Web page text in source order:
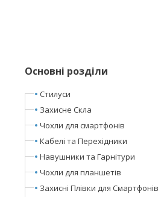
Основні розділи
Стилуси
Захисне Скла
Чохли для смартфонів
Кабелі та Перехідники
Навушники та Гарнітури
Чохли для планшетів
Захисні Плівки для Смартфонів